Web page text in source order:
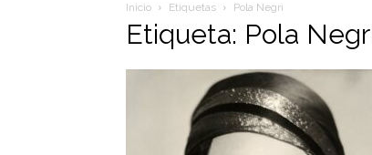
Inicio Etiquetas Pola Negri
Etiqueta: Pola